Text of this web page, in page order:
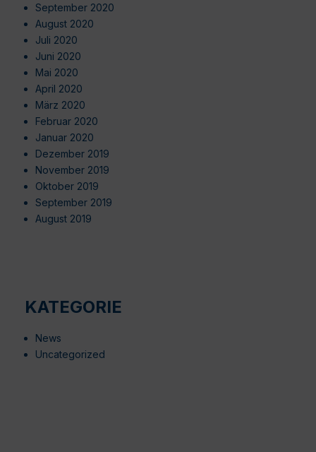
September 2020
August 2020
Juli 2020
Juni 2020
Mai 2020
April 2020
März 2020
Februar 2020
Januar 2020
Dezember 2019
November 2019
Oktober 2019
September 2019
August 2019
KATEGORIE
News
Uncategorized